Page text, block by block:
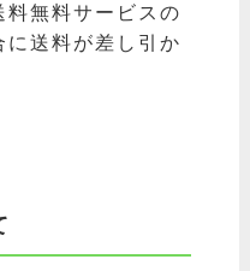
料無料サービスの
に送料が差し引か